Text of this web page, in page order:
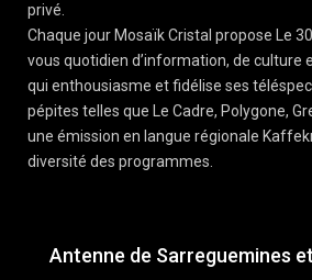
privé.
Chaque jour Mosaïk Cristal propose Le
vous quotidien d’information, de culture
qui enthousiasme et fidélise ses
pépites telles que Le Cadre, Polygone,
une émission en langue régionale
diversité des programmes.
Antenne de Sarreguemines